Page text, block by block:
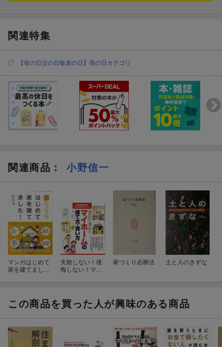
関連特集
【母の日父の日敬老の日】母の日カテゴリ
関連商品 ： 小野信一
マンガはじめて
家を建てまし
失敗しない！後
悔しない！マイ
家づくり必勝法 土と人のきずな
この商品を買った人が興味のある商品